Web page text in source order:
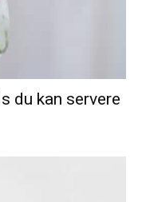
du kan servere